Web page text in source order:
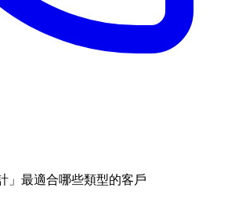
」最適合哪些類型的客戶